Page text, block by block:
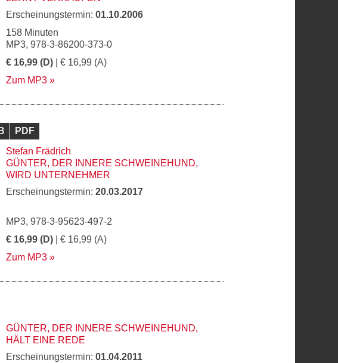
Erscheinungstermin: 01.10.2006
158 Minuten
MP3, 978-3-86200-373-0
€ 16,99 (D) | € 16,99 (A)
Zum MP3
PDF
Stefan Frädrich
GÜNTER, DER INNERE SCHWEINEHUND,
WIRD UNTERNEHMER
Erscheinungstermin: 20.03.2017
MP3, 978-3-95623-497-2
€ 16,99 (D) | € 16,99 (A)
Zum MP3
GÜNTER, DER INNERE SCHWEINEHUND,
HÄLT EINE REDE
Erscheinungstermin: 01.04.2011